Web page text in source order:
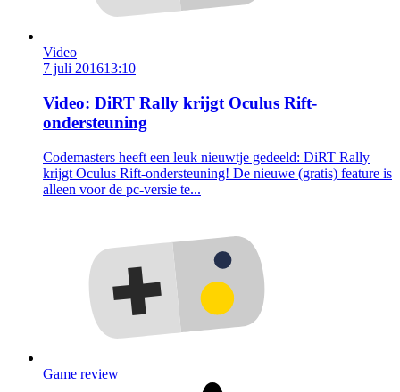
Video
7 juli 201613:10
Video: DiRT Rally krijgt Oculus Rift-
ondersteuning
Codemasters heeft een leuk nieuwtje gedeeld: DiRT Rally
krijgt Oculus Rift-ondersteuning! De nieuwe (gratis) feature is
alleen voor de pc-versie te...
Game review